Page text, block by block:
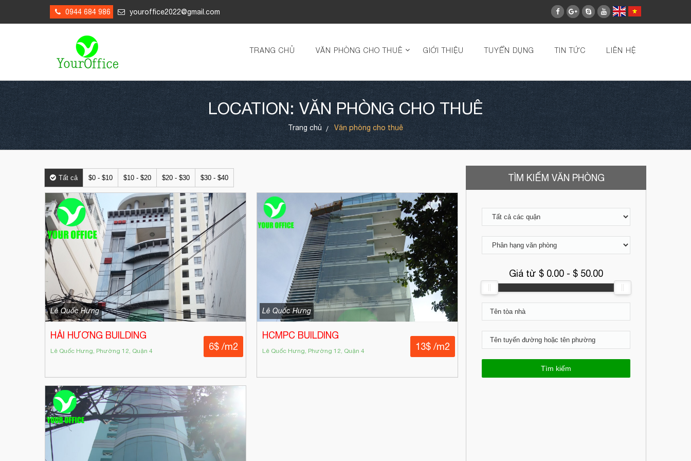
0944 684 986 youroffice2022@gmail.com
TRANG CHỦ VĂN PHÒNG CHO THUÊ GIỚI THIỆU TUYỂN DỤNG TIN TỨC LIÊN HỆ
LOCATION: VĂN PHÒNG CHO THUÊ
Trang chủ Văn phòng cho thuê
TÌM KIẾM VĂN PHÒNG
Giá từ $ 0.00 - $ 50.00
Tất cả $0 - $10 $10 - $20 $20 - $30 $30 - $40
Lê Quốc Hưng
HẢI HƯƠNG BUILDING
Lê Quốc Hưng, Phường 12, Quận 4 6$ /m2
Lê Quốc Hưng
HCMPC BUILDING
Lê Quốc Hưng, Phường 12, Quận 4 13$ /m2